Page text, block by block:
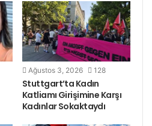
23. Gününde ve durumu
yapılan eylemden sonra
karşısına
Özgürlük’ pankartı
Ağustos 3, 2026 128
Stuttgart’ta Kadın
Katliamı Girişimine Karşı
Kadınlar Sokaktaydı